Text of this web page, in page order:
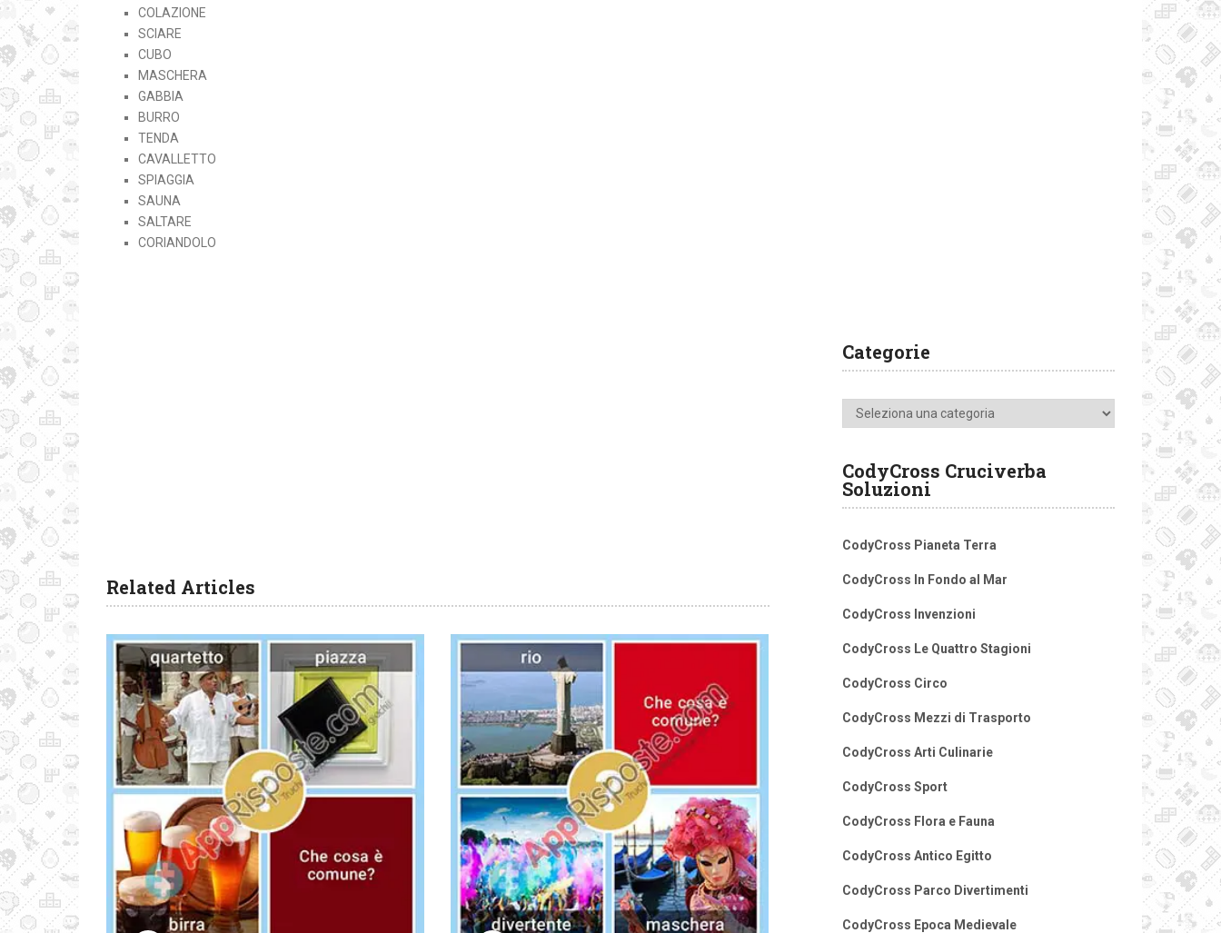
COLAZIONE
SCIARE
CUBO
MASCHERA
GABBIA
BURRO
TENDA
CAVALLETTO
SPIAGGIA
SAUNA
SALTARE
CORIANDOLO
Related Articles
Categorie
Categorie
CodyCross Cruciverba
Soluzioni
CodyCross Pianeta Terra
CodyCross In Fondo al Mar
CodyCross Invenzioni
CodyCross Le Quattro Stagioni
CodyCross Circo
CodyCross Mezzi di Trasporto
CodyCross Arti Culinarie
CodyCross Sport
CodyCross Flora e Fauna
CodyCross Antico Egitto
CodyCross Parco Divertimenti
CodyCross Epoca Medievale